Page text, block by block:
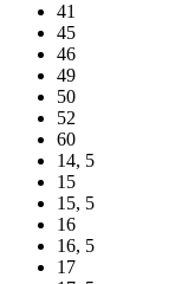
41
45
46
49
50
52
60
14, 5
15
15, 5
16
16, 5
17